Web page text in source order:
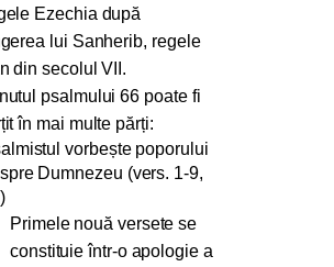
Ezechia după
lui Sanherib, regele
din secolul VII.
psalmului 66 poate fi
în mai multe părți:
vorbește poporului
Dumnezeu (vers. 1-9,
Primele nouă versete se
constituie într-o apologie a